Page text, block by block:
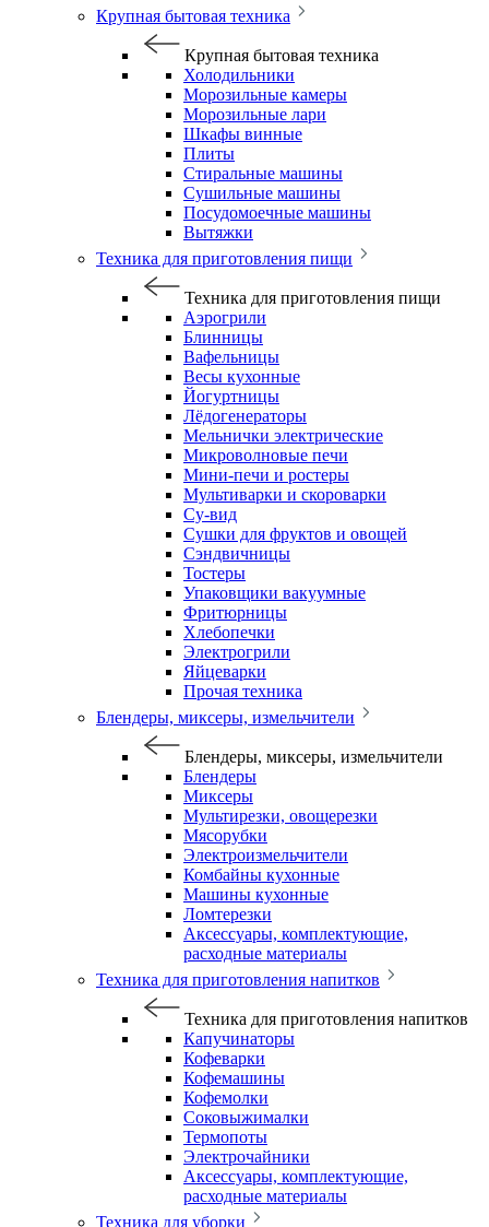
Крупная бытовая техника
Крупная бытовая техника
Холодильники
Морозильные камеры
Морозильные лари
Шкафы винные
Плиты
Стиральные машины
Сушильные машины
Посудомоечные машины
Вытяжки
Техника для приготовления пищи
Техника для приготовления пищи
Аэрогрили
Блинницы
Вафельницы
Весы кухонные
Йогуртницы
Лёдогенераторы
Мельнички электрические
Микроволновые печи
Мини-печи и ростеры
Мультиварки и скороварки
Су-вид
Сушки для фруктов и овощей
Сэндвичницы
Тостеры
Упаковщики вакуумные
Фритюрницы
Хлебопечки
Электрогрили
Яйцеварки
Прочая техника
Блендеры, миксеры, измельчители
Блендеры, миксеры, измельчители
Блендеры
Миксеры
Мультирезки, овощерезки
Мясорубки
Электроизмельчители
Комбайны кухонные
Машины кухонные
Ломтерезки
Аксессуары, комплектующие,
расходные материалы
Техника для приготовления напитков
Техника для приготовления напитков
Капучинаторы
Кофеварки
Кофемашины
Кофемолки
Соковыжималки
Термопоты
Электрочайники
Аксессуары, комплектующие,
расходные материалы
Техника для уборки